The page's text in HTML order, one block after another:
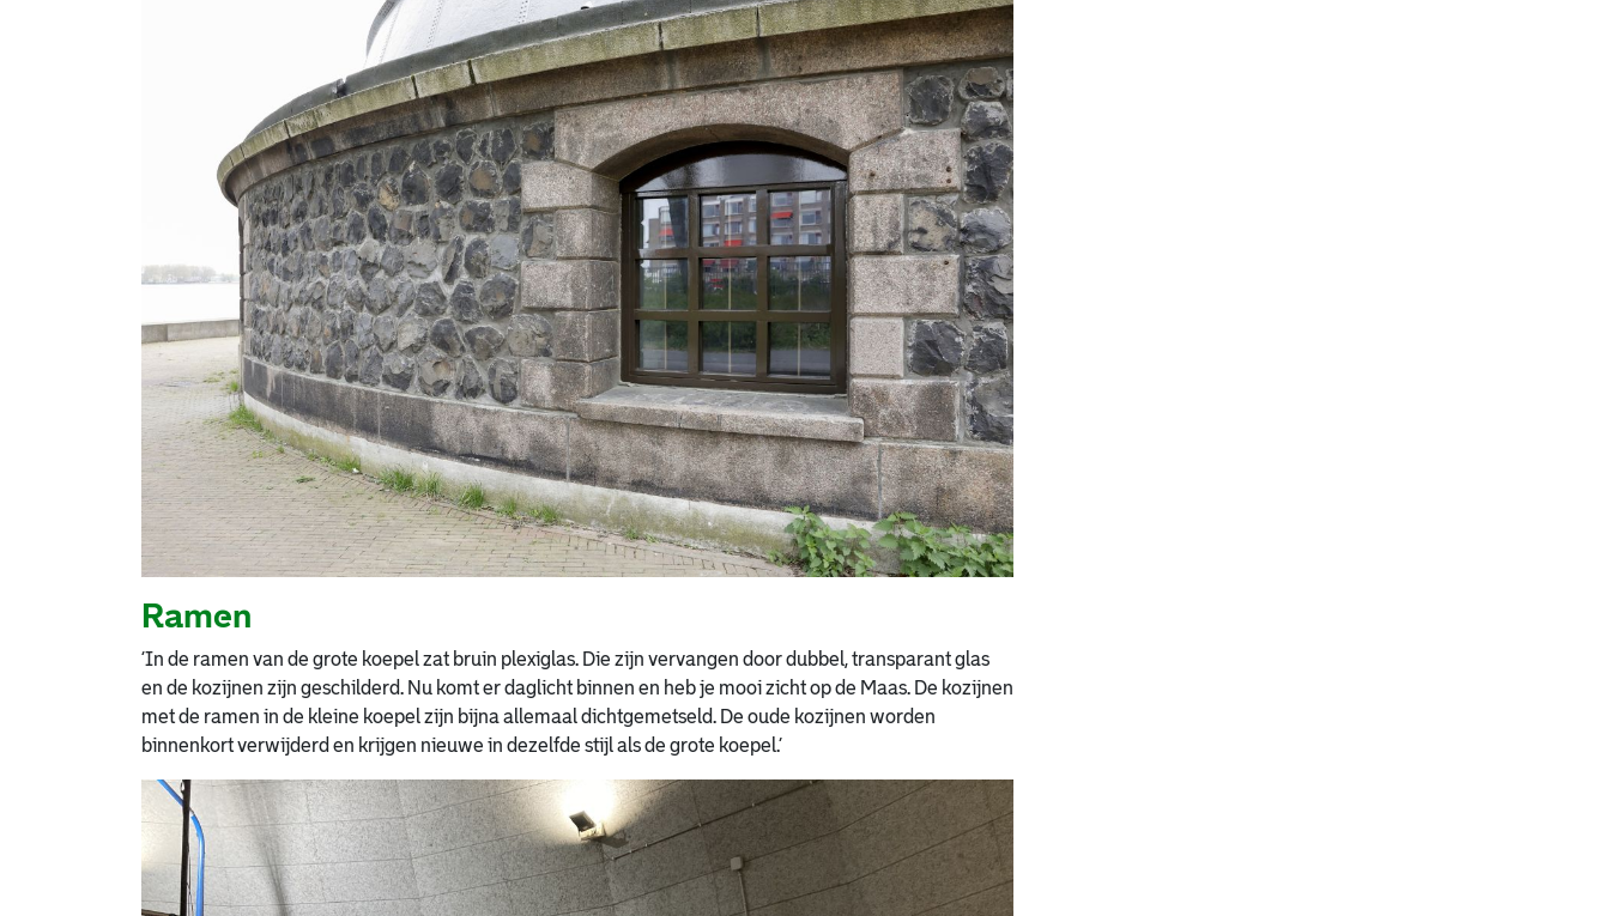
Ramen
‘In de ramen van de grote koepel zat bruin plexiglas. Die zijn vervangen door dubbel, transparant glas
en de kozijnen zijn geschilderd. Nu komt er daglicht binnen en heb je mooi zicht op de Maas. De kozijnen
met de ramen in de kleine koepel zijn bijna allemaal dichtgemetseld. De oude kozijnen worden
binnenkort verwijderd en krijgen nieuwe in dezelfde stijl als de grote koepel.’